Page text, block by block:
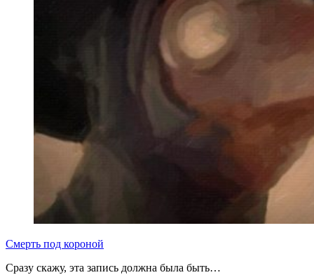
Смерть под короной
Сразу скажу, эта запись должна была быть…